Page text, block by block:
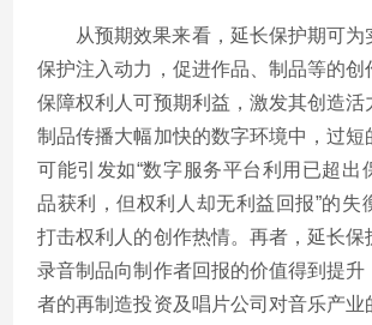
从预期效果来看，延长保护期可为
保护注入动力，促进作品、制品等的创
保障权利人可预期利益，激发其创造活
制品传播大幅加快的数字环境中，过短
可能引发如“数字服务平台利用已超出
品获利，但权利人却无利益回报”的失
打击权利人的创作热情。再者，延长保
录音制品向制作者回报的价值得到提升
者的再制造投资及唱片公司对音乐产业